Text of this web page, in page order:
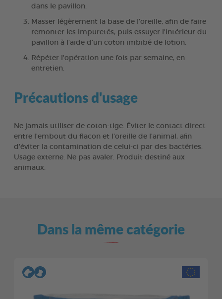
dans le pavillon.
Masser légèrement la base de l'oreille, afin de faire
remonter les impuretés, puis essuyer l'intérieur du
pavillon à l'aide d'un coton imbibé de lotion.
Répéter l'opération une fois par semaine, en
entretien.
Précautions d'usage
Ne jamais utiliser de coton-tige. Éviter le contact direct
entre l'embout du flacon et l'oreille de l'animal, aﬁn
d'éviter la contamination de celui-ci par des bactéries.
Usage externe. Ne pas avaler. Produit destiné aux
animaux.
Dans la même catégorie